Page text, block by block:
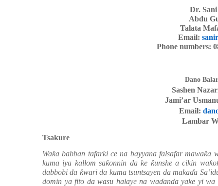
Dr.
Abdu
Talata
Email:
Phone numbers:
Dano
Sashen
Jami’ar
Email:
Lambar
Tsakure
Waƙa babban tafarki ce na bayyana falsafar mawaƙa
kuma iya kallom saƙonnin da ke ƙunshe a cikin waƙo
dabbobi da ƙwari da kuma tsuntsayen da makaɗa
domin ya fito da wasu halaye na waɗanda yake yi wa